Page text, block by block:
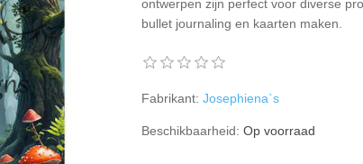
ontwerpen zijn perfect voor diverse
bullet journaling en kaarten maken.
Fabrikant: Josephiena`s
Beschikbaarheid: Op voorraad